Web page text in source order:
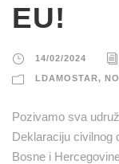
EU!
14/02/2024
LDAMOSTAR,
Pozivamo sva
Deklaraciju civilnog
Bosne i